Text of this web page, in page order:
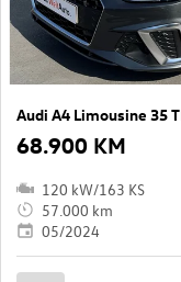
Audi A4 Limousine 35
68.900 KM
120 kW/163 KS
57.000 km
05/2024